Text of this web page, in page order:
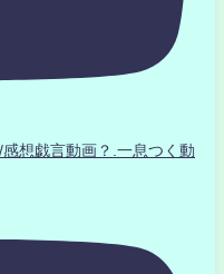
想戯言動画？.一息つく動